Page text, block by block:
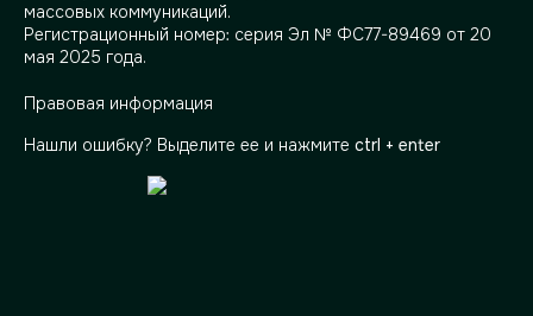
массовых коммуникаций.
Регистрационный номер: серия Эл № ФС77-89469 от 20
мая 2025 года.
Правовая информация
Нашли ошибку? Выделите ее и нажмите ctrl + enter